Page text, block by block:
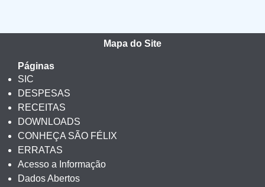
Mapa do Site
Páginas
SIC
DESPESAS
RECEITAS
DOWNLOADS
CONHEÇA SÃO FÉLIX
ERRATAS
Acesso a Informação
Dados Abertos